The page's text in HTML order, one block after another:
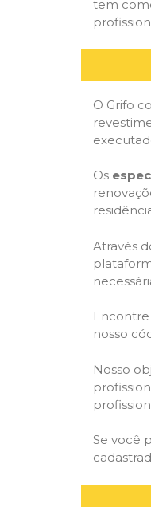
tem
O Grifo
Os
Através
nosso
Nosso
Se você